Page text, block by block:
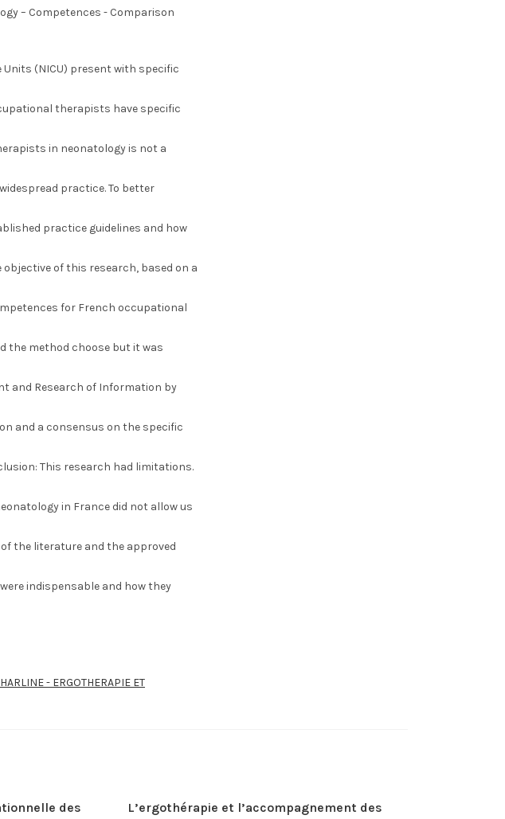
– Competences - Comparison
(NICU) present with specific
therapists have specific
in neonatology is not a
practice. To better
practice guidelines and how
of this research, based on a
for French occupational
the method choose but it was
and Research of Information by
and a consensus on the specific
This research had limitations.
in France did not allow us
the literature and the approved
indispensable and how they
- ERGOTHERAPIE ET
des
L’ergothérapie et l’accompagnement des